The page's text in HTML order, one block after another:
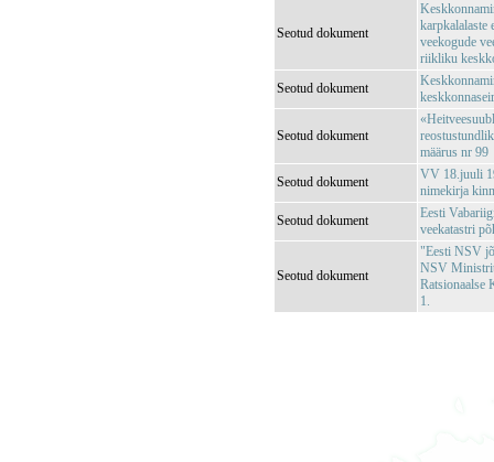
Seotud dokument
karpkalalaste
veekogude
riikliku
Seotud dokument
Seotud dokument
määrus nr 99
Seotud dokument
VV 18.juuli
nimekirja
Seotud dokument
Eesti
veekatastri
Seotud dokument
"Eesti NSV
NSV
Ratsionaalse
1.